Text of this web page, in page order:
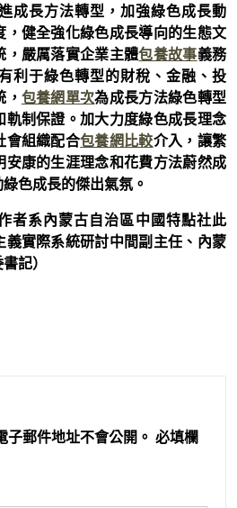
成長方法轉型，加強綠色成長動
，健全強化綠色成長導向的生態文
，嚴厲落實企業主體包養故事義務
利于綠色轉型的財稅、金融、投
包養網單次為成長方法綠色轉型
軌制保證。加大力度綠色成長理念
會組織配合包養網比較介入，讓繁
康的生涯理念和花費方法蔚然成
色成長的傑出氣氛。
者系內蒙古自治區中國特點社此
實際系統研討中間副主任、內蒙
記）
郵件地址不會公開。 必填欄